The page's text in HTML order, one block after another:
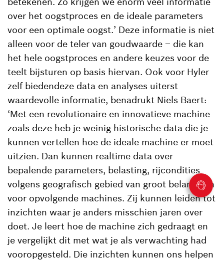
over het oogstproces en de ideale parameters
voor een optimale oogst.’ Deze informatie is niet
alleen voor de teler van goudwaarde – die kan
het hele oogstproces en andere keuzes voor de
teelt bijsturen op basis hiervan. Ook voor Hyler
zelf biedendeze data en analyses uiterst
waardevolle informatie, benadrukt Niels Baert:
‘Met een revolutionaire en innovatieve machine
zoals deze heb je weinig historische data die je
kunnen vertellen hoe de ideale machine er moet
uitzien. Dan kunnen realtime data over
bepalende parameters, belasting, rijcondities
volgens geografisch gebied van groot belang zijn
voor opvolgende machines. Zij kunnen leiden tot
inzichten waar je anders misschien jaren over
doet. Je leert hoe de machine zich gedraagt en
je vergelijkt dit met wat je als verwachting had
vooropgesteld. Die inzichten kunnen ons helpen